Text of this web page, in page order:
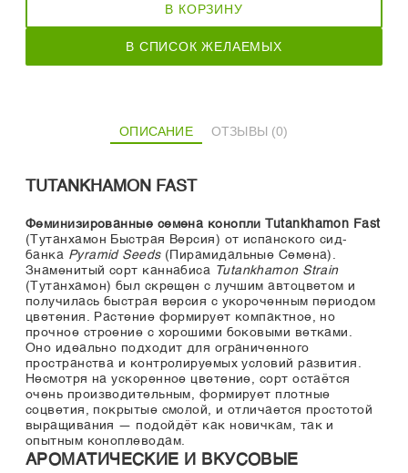
В КОРЗИНУ
В СПИСОК ЖЕЛАЕМЫХ
ОПИСАНИЕ ОТЗЫВЫ (0)
TUTANKHAMON FAST
Феминизированные семена конопли Tutankhamon Fast
(Тутанхамон Быстрая Версия) от испанского сид-
банка Pyramid Seeds(Пирамидальные Семена).
Знаменитый сорт каннабиса Tutankhamon Strain
(Тутанхамон) был скрещен с лучшим автоцветом и
получилась быстрая версия с укороченным периодом
цветения. Растение формирует компактное, но
прочное строение с хорошими боковыми ветками.
Оно идеально подходит для ограниченного
пространства и контролируемых условий развития.
Несмотря на ускоренное цветение, сорт остаётся
очень производительным, формирует плотные
соцветия, покрытые смолой, и отличается простотой
выращивания — подойдёт как новичкам, так и
опытным коноплеводам.
АРОМАТИЧЕСКИЕ И ВКУСОВЫЕ